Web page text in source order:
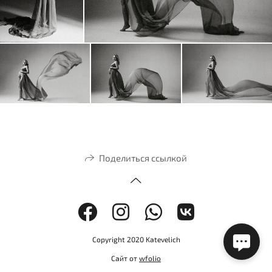
Поделиться ссылкой
Copyright 2020 Katevelich
Сайт от wfolio